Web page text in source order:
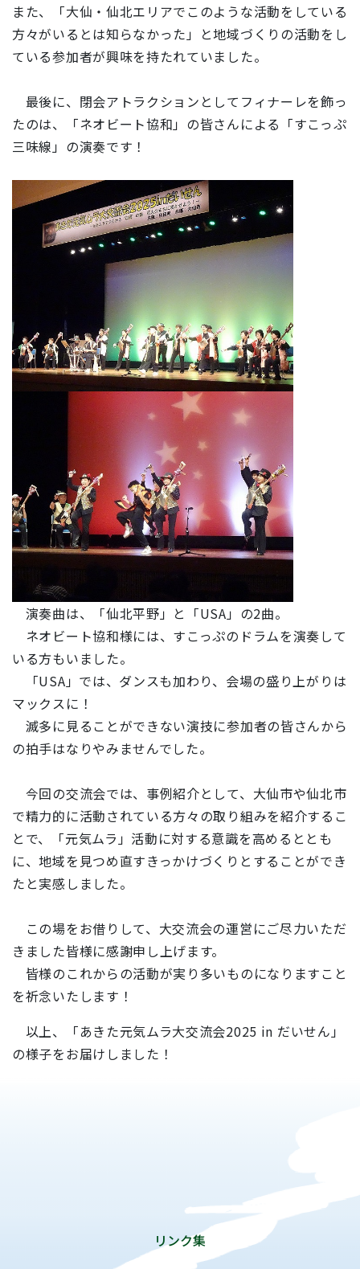
また、「大仙・仙北エリアでこのような活動をしている
方々がいるとは知らなかった」と地域づくりの活動をし
ている参加者が興味を持たれていました。
最後に、閉会アトラクションとしてフィナーレを飾っ
たのは、「ネオビート協和」の皆さんによる「すこっぷ
三味線」の演奏です！
演奏曲は、「仙北平野」と「USA」の2曲。
ネオビート協和様には、すこっぷのドラムを演奏して
いる方もいました。
「USA」では、ダンスも加わり、会場の盛り上がりは
マックスに！
滅多に見ることができない演技に参加者の皆さんから
の拍手はなりやみませんでした。
今回の交流会では、事例紹介として、大仙市や仙北市
で精力的に活動されている方々の取り組みを紹介するこ
とで、「元気ムラ」活動に対する意識を高めるととも
に、地域を見つめ直すきっかけづくりとすることができ
たと実感しました。
この場をお借りして、大交流会の運営にご尽力いただ
きました皆様に感謝申し上げます。
皆様のこれからの活動が実り多いものになりますこと
を祈念いたします！
以上、「あきた元気ムラ大交流会2025 in だいせん」
の様子をお届けしました！
リンク集